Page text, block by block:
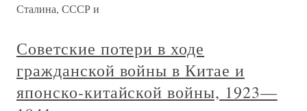
Сталина, СССР и
Советские потери в ходе
гражданской войны в Китае и
японско-китайской войны, 1923—